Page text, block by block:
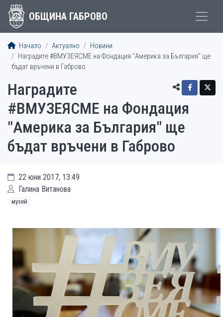
ОБЩИНА ГАБРОВО
Начало Актуално
Новини
Наградите ‪#‎ВМУЗЕЯСМЕ‬‬‬‬‬‬‬‬‬‬‬‬ на Фондация "Америка за България" ще
бъдат връчени в Габрово
Наградите
‪#‎ВМУЗЕЯСМЕ‬‬‬‬‬‬‬‬‬‬‬‬ на Фондация
"Америка за България" ще
бъдат връчени в Габрово
22 юни 2017, 13:49
Галина Витанова
музей